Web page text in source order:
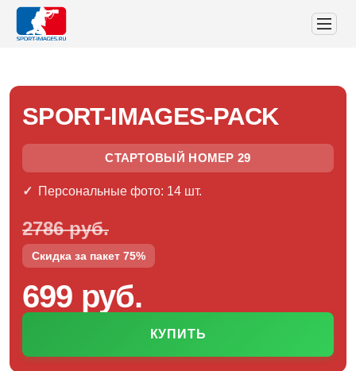
SPORT-IMAGES-PACK
СТАРТОВЫЙ НОМЕР 29
Персональные фото: 14 шт.
2786 руб.
Скидка за пакет 75%
699 руб.
КУПИТЬ